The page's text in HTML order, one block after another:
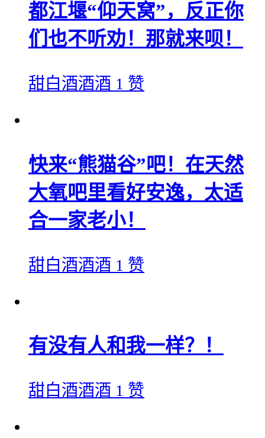
都江堰“仰天窝”，反正你
们也不听劝！那就来呗！
甜白酒酒酒 1 赞
快来“熊猫谷”吧！在天然
大氧吧里看好安逸，太适
合一家老小！
甜白酒酒酒 1 赞
有没有人和我一样？！
甜白酒酒酒 1 赞